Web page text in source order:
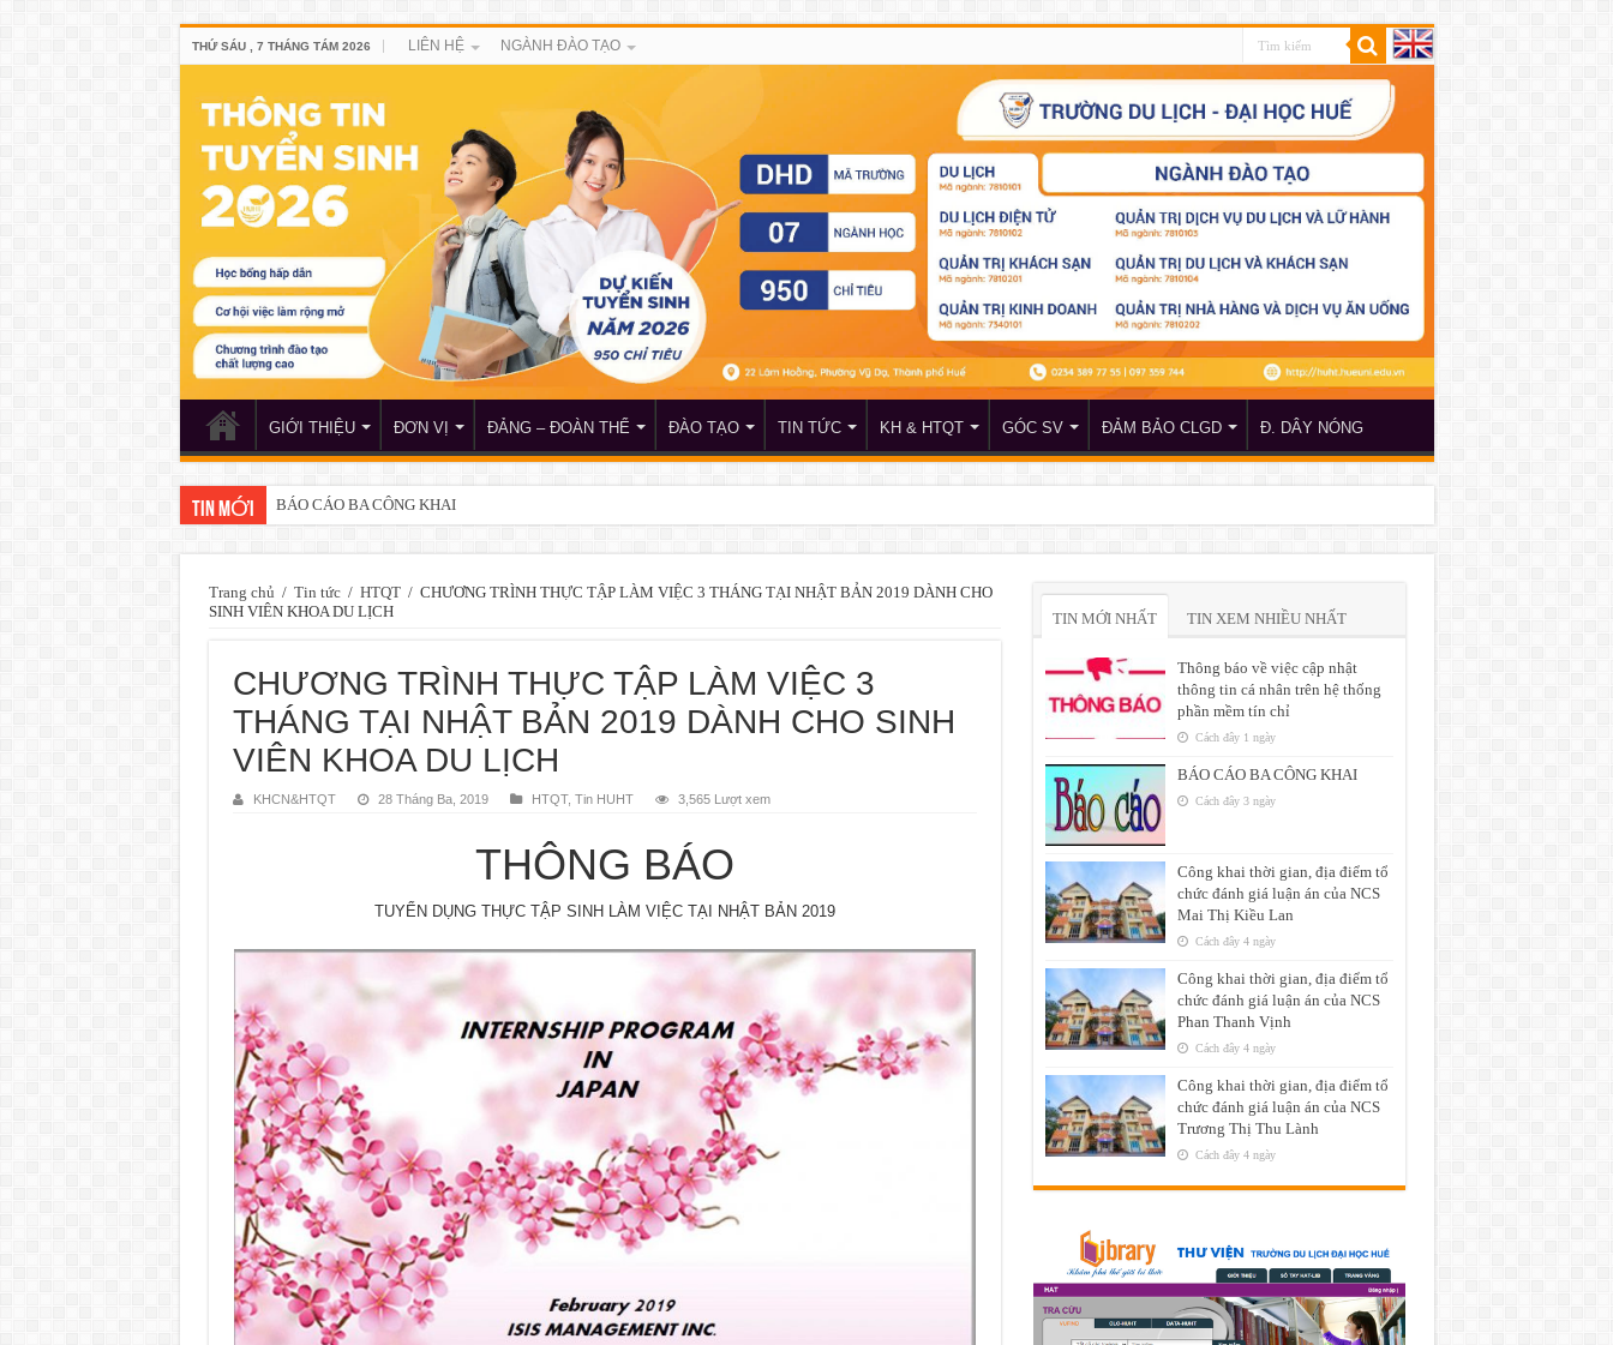
THỨ SÁU , 7 THÁNG TÁM 2026 LIÊN HỆ NGÀNH ĐÀO TẠO
GIỚI THIỆU ĐƠN VỊ ĐẢNG – ĐOÀN THỂ ĐÀO TẠO TIN TỨC KH & HTQT GÓC SV ĐẢM BẢO CLGD Đ. DÂY NÓNG
TIN MỚI BÁO CÁO BA CÔNG KHAI
Trang chủ / Tin tức / HTQT / CHƯƠNG TRÌNH THỰC TẬP LÀM VIỆC 3 THÁNG TẠI NHẬT BẢN 2019 DÀNH CHO
SINH VIÊN KHOA DU LỊCH
CHƯƠNG TRÌNH THỰC TẬP LÀM VIỆC 3
THÁNG TẠI NHẬT BẢN 2019 DÀNH CHO SINH
VIÊN KHOA DU LỊCH
KHCN&HTQT 28 Tháng Ba, 2019 HTQT, Tin HUHT 3,565 Lượt xem
THÔNG BÁO
TUYỂN DỤNG THỰC TẬP SINH LÀM VIỆC TẠI NHẬT BẢN 2019
TIN MỚI NHẤT TIN XEM NHIỀU NHẤT
Thông báo về việc cập nhật
thông tin cá nhân trên hệ thống
phần mềm tín chỉ
Cách đây 1 ngày
BÁO CÁO BA CÔNG KHAI
Cách đây 3 ngày
Công khai thời gian, địa điểm tổ
chức đánh giá luận án của NCS
Mai Thị Kiều Lan
Cách đây 4 ngày
Công khai thời gian, địa điểm tổ
chức đánh giá luận án của NCS
Phan Thanh Vịnh
Cách đây 4 ngày
Công khai thời gian, địa điểm tổ
chức đánh giá luận án của NCS
Trương Thị Thu Lành
Cách đây 4 ngày